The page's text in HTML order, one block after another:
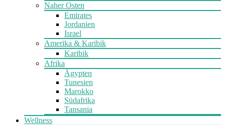
Naher Osten
Emirates
Jordanien
Israel
Amerika & Karibik
Karibik
Afrika
Ägypten
Tunesien
Marokko
Südafrika
Tansania
Wellness